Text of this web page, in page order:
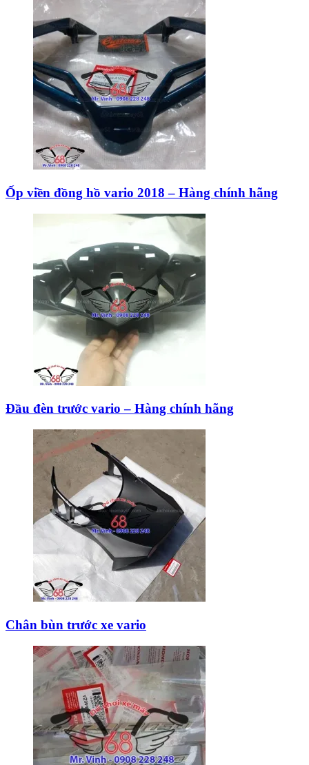
Ốp viền đồng hồ vario 2018 – Hàng chính hãng
Đầu đèn trước vario – Hàng chính hãng
Chân bùn trước xe vario